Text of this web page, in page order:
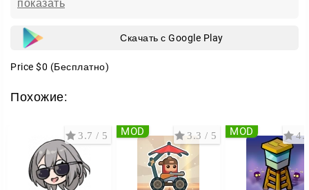
показать
Скачать с Google Play
Price $0 (Бесплатно)
Похожие:
3.7 / 5 3.3 / 5
MOD MOD